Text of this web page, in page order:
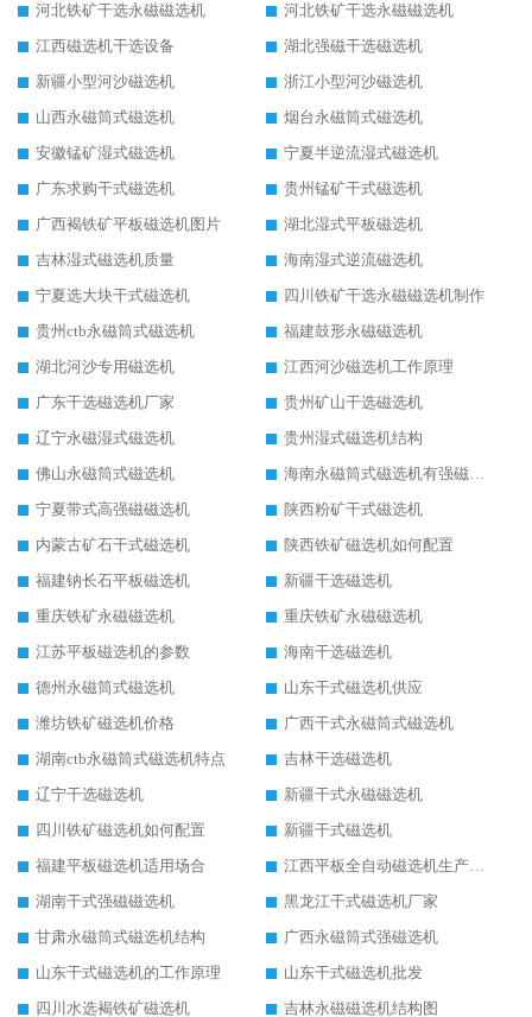
河北铁矿干选永磁磁选机
河北铁矿干选永磁磁选机
江西磁选机干选设备
湖北强磁干选磁选机
新疆小型河沙磁选机
浙江小型河沙磁选机
山西永磁筒式磁选机
烟台永磁筒式磁选机
安徽锰矿湿式磁选机
宁夏半逆流湿式磁选机
广东求购干式磁选机
贵州锰矿干式磁选机
广西褐铁矿平板磁选机图片
湖北湿式平板磁选机
吉林湿式磁选机质量
海南湿式逆流磁选机
宁夏选大块干式磁选机
四川铁矿干选永磁磁选机制作
贵州ctb永磁筒式磁选机
福建鼓形永磁磁选机
湖北河沙专用磁选机
江西河沙磁选机工作原理
广东干选磁选机厂家
贵州矿山干选磁选机
辽宁永磁湿式磁选机
贵州湿式磁选机结构
佛山永磁筒式磁选机
海南永磁筒式磁选机有强磁的吗
宁夏带式高强磁磁选机
陕西粉矿干式磁选机
内蒙古矿石干式磁选机
陕西铁矿磁选机如何配置
福建钠长石平板磁选机
新疆干选磁选机
重庆铁矿永磁磁选机
重庆铁矿永磁磁选机
江苏平板磁选机的参数
海南干选磁选机
德州永磁筒式磁选机
山东干式磁选机供应
潍坊铁矿磁选机价格
广西干式永磁筒式磁选机
湖南ctb永磁筒式磁选机特点
吉林干选磁选机
辽宁干选磁选机
新疆干式永磁磁选机
四川铁矿磁选机如何配置
新疆干式磁选机
福建平板磁选机适用场合
江西平板全自动磁选机生产厂家
湖南干式强磁磁选机
黑龙江干式磁选机厂家
甘肃永磁筒式磁选机结构
广西永磁筒式强磁选机
山东干式磁选机的工作原理
山东干式磁选机批发
四川水选褐铁矿磁选机
吉林永磁磁选机结构图